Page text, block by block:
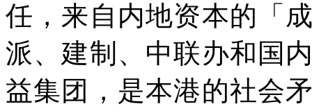
任，来自内地资本的「
派、建制、中联办和国
益集团，是本港的社会